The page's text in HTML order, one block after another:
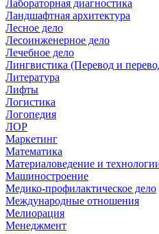
Лабораторная диагностика
Ландшафтная архитектура
Лесное дело
Лесоинженерное дело
Лечебное дело
Лингвистика (Перевод и
Литература
Лифты
Логистика
Логопедия
ЛОР
Маркетинг
Математика
Материаловедение и
Машиностроение
Медико-профилактическое дело
Международные отношения
Мелиорация
Менеджмент